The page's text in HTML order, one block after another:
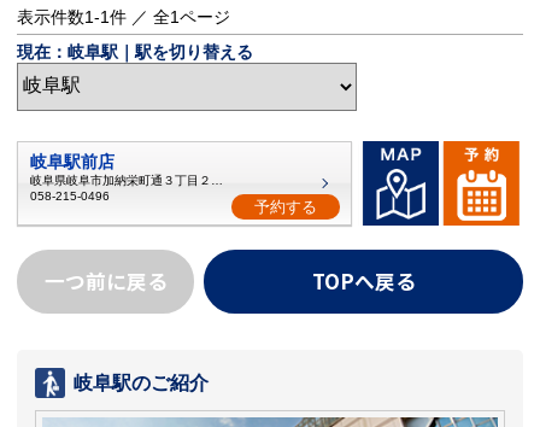
表示件数1-1件 ／ 全1ページ
現在：岐阜駅｜駅を切り替える
岐阜駅前店
岐阜県岐阜市加納栄町通３丁目２０番
058-215-0496
予約する
一つ前に戻る TOPへ戻る
岐阜駅のご紹介